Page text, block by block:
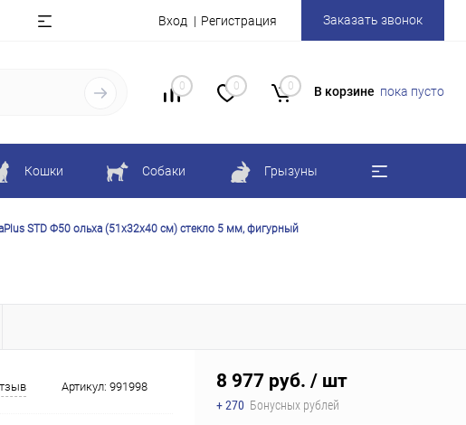
Вход Регистрация Заказать звонок
0 0 0 В корзине пока пусто
Кошки Собаки Грызуны
STD Ф50 ольха (51х32х40 см) стекло 5 мм, фигурный
Артикул: 991998 8 977 руб. / шт
+ 270 Бонусных рублей